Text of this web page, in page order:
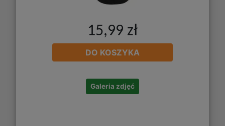
15,99 zł
DO KOSZYKA
Galeria zdjęć